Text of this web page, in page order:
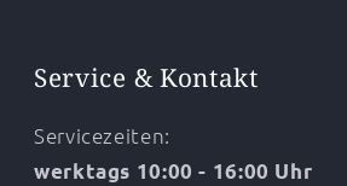
Service & Kontakt
Servicezeiten:
werktags 10:00 - 16:00 Uhr